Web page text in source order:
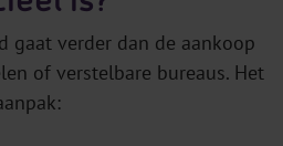
gaat verder dan de aankoop
of verstelbare bureaus. Het